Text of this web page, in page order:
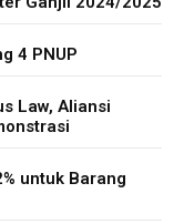
4 PNUP
Law, Aliansi
untuk Barang